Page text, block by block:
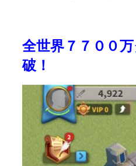
全世界７７００
破！